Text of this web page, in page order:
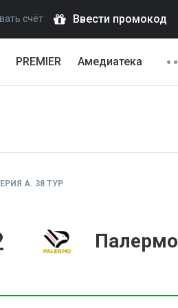
счёт Ввести промокод
PREMIER Амедиатека
А. 38 ТУР
Палермо